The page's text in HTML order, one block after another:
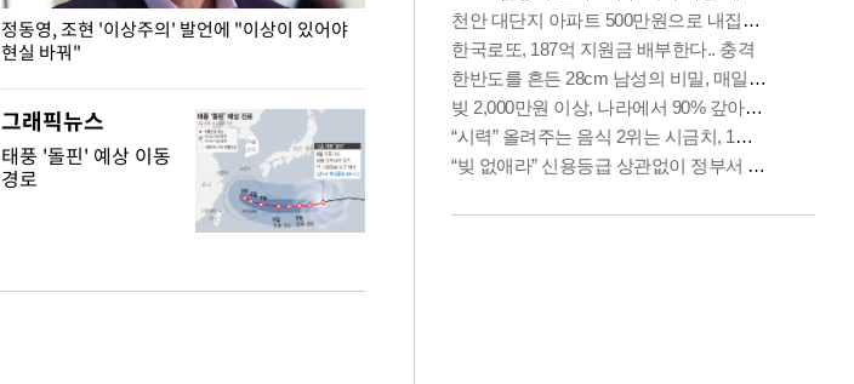
정동영, 조현 '이상주의' 발언에 "이상이 있어야
현실 바꿔"
장동혁 "李 대통령 역대급 망언…정신세계 궁금 이재명 대통령,
선 다해 강구해
그래픽뉴스
태풍 '돌핀' 예상 이동
경로